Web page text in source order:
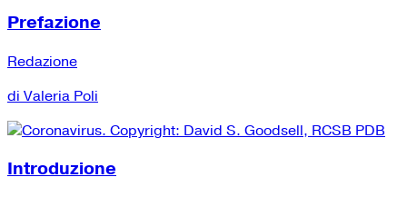
Prefazione
Redazione
di Valeria Poli
Introduzione